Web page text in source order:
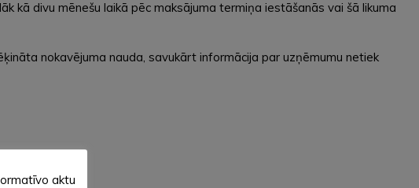
kā divu mēnešu laikā pēc maksājuma termiņa iestāšanās vai šā likuma
nokavējuma nauda, savukārt informācija par uzņēmumu netiek
aktu